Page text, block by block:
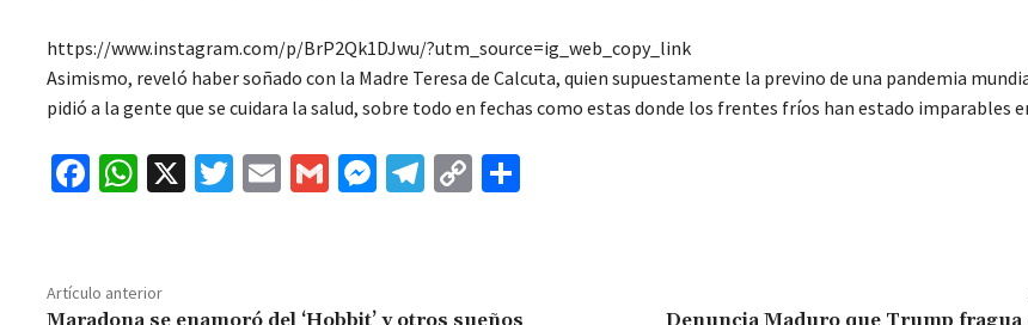
https://www.instagram.com/p/BrP2Qk1DJwu/?utm_source=ig_web_copy_link
Asimismo, reveló haber soñado con la Madre Teresa de Calcuta, quien supuestamente la previno de una pandemia
pidió a la gente que se cuidara la salud, sobre todo en fechas como estas donde los frentes fríos han estado imparables
Fa
o
W
sA
X
T
E
G
M Te C
Artículo anterior
Maradona se enamoró del ‘Hobbit’ y otros sueños
Denuncia Maduro que Trump fragua